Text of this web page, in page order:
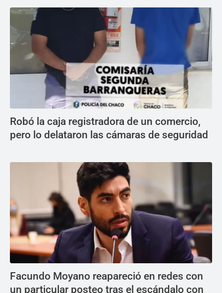
Robó la caja registradora de un comercio,
pero lo delataron las cámaras de seguridad
Facundo Moyano reapareció en redes con
un particular posteo tras el escándalo con